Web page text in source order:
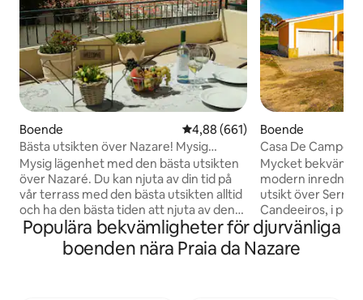
Boende 4,88 av 5 i genomsnittligt
4,88 (661)
Bästa utsikten över Nazare! Mysig
lägenhet
Mysig lägenhet med den bästa utsikten
över Nazaré. Du kan njuta av din tid på
vår terrass med den bästa utsikten alltid
och ha den bästa tiden att njuta av den
vackra solnedgången i Nazaré. Stranden
ligger 10 minuters promenad nerför
kullarna som du kan se på våra bilder! Du
Boende
Casa De Campo
Mycket bekväm
modern
utsikt över Serra
Candeeiros, i
naturen och djur. 2 sovrum med
dubbelsäng + 1
Utrustat kök i närheten kan du hitta
Populära bekvämligheter för djurvänliga
boenden nära Praia da Nazare